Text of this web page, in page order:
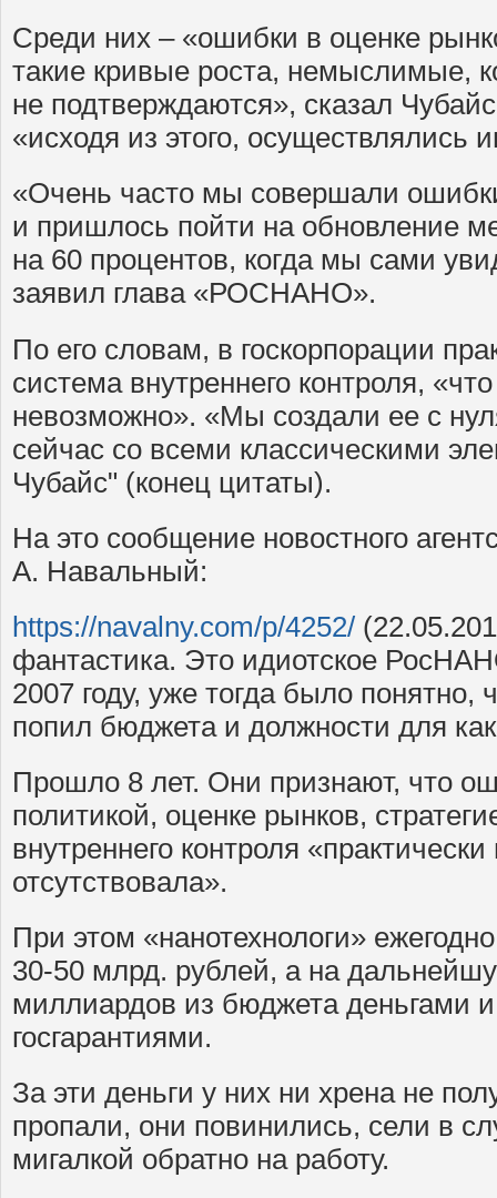
Среди них – «ошибки в оценке
такие кривые роста, немыслимые,
не подтверждаются», сказал
«исходя из этого, осуществлялись
«Очень часто мы совершали
и пришлось пойти на обновление
на 60 процентов, когда мы сами
заявил глава «РОСНАНО».
По его словам, в госкорпорации
система внутреннего контроля,
невозможно». «Мы создали ее с
сейчас со всеми классическими
Чубайс" (конец цитаты).
На это сообщение новостного
А. Навальный:
https://navalny.com/p/4252/
фантастика. Это идиотское
2007 году, уже тогда было понятно,
попил бюджета и должности для
Прошло 8 лет. Они признают, что
политикой, оценке рынков,
внутреннего контроля
отсутствовала».
При этом «нанотехнологи»
30-50 млрд. рублей, а на
миллиардов из бюджета деньгами
госгарантиями.
За эти деньги у них ни хрена не
пропали, они повинились, сели в
мигалкой обратно на работу.